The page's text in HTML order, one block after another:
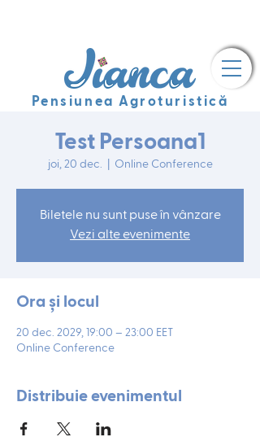
Pensiunea Agroturistică
Test Persoana1
joi, 20 dec. Online Conference
Biletele nu sunt puse în vânzare
Vezi alte evenimente
Ora și locul
20 dec. 2029, 19:00 – 23:00 EET
Online Conference
Distribuie evenimentul